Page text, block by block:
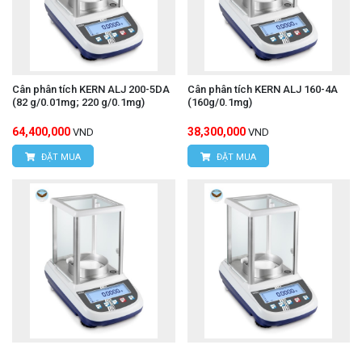
Cân phân tích KERN ALJ 200-5DA
(82 g/0.01mg; 220 g/0.1mg)
64,400,000 VND
ĐẶT MUA
Cân phân tích KERN ALJ 160-4A
(160g/0.1mg)
38,300,000 VND
ĐẶT MUA